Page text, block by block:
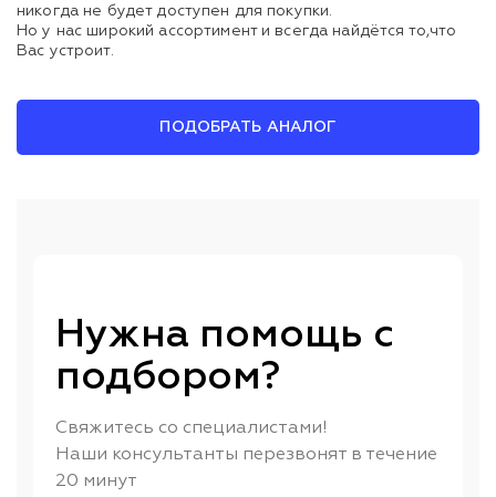
никогда не будет доступен для покупки.
Но у нас широкий ассортимент и всегда найдётся то,что
Вас устроит.
ПОДОБРАТЬ АНАЛОГ
Нужна помощь с
подбором?
Свяжитесь со специалистами!
Наши консультанты перезвонят в течение
20 минут